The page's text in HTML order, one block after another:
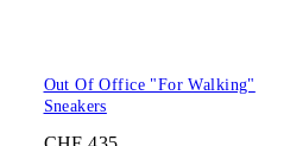
Out Of Office "For Walking"
Sneakers